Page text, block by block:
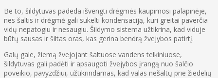
Be to, šildytuvas padeda išvengti drėgmės kaupimosi palapinėje,
nes šaltis ir drėgmė gali sukelti kondensaciją, kuri greitai paverčia
vidų nepatogiu ir nesaugiu. Šildymo sistema užtikrina, kad viduje
būtų sausas ir šiltas oras, kas gerina bendrą žvejybos patirtį.
Galų gale, žiemą žvejojant šaltuose vandens telkiniuose,
šildytuvas gali padėti ir apsaugoti žvejybos įrangą nuo šalčio
poveikio, pavyzdžiui, užtikrindamas, kad valas nešaltų prie žiedelių